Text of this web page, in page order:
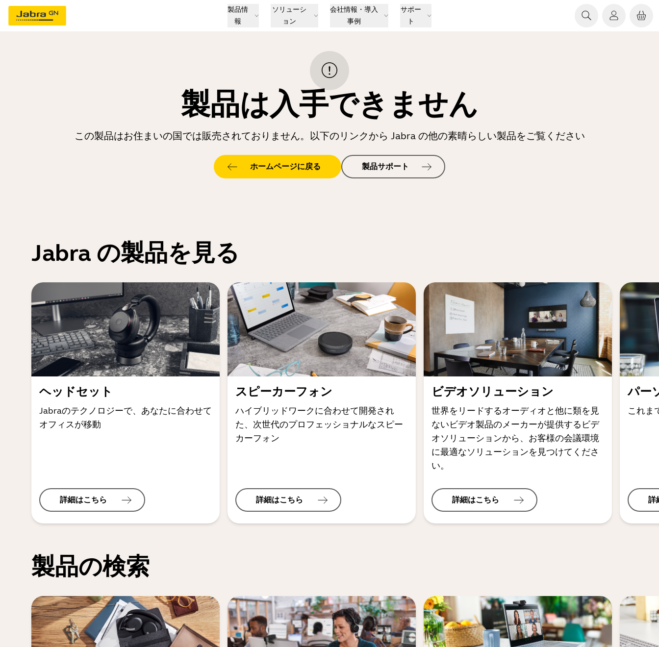
製品情
報
ソリューシ
ョン
会社情報・導入
事例
サポー
ト
製品は入手できません
この製品はお住まいの国では販売されておりません。以下のリンクから Jabra の他の素晴らしい製品をご覧ください
ホームページに戻る 製品サポート
Jabra の製品を見る
ヘッドセット
Jabraのテクノロジーで、あなたに合わせて
オフィスが移動
詳細はこちら
スピーカーフォン
ハイブリッドワークに合わせて開発され
た、次世代のプロフェッショナルなスピー
カーフォン
詳細はこちら
ビデオソリューション
世界をリードするオーディオと他に類を見
ないビデオ製品のメーカーが提供するビデ
オソリューションから、お客様の会議環境
に最適なソリューションを見つけてくださ
い。
詳細はこちら
パー
これま
詳
製品の検索